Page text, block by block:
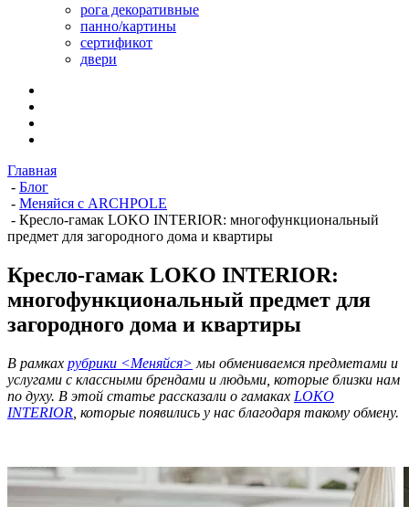
рога декоративные
панно/картины
сертификот
двери
Главная
- Блог
- Меняйся с ARCHPOLE
- Кресло-гамак LOKO INTERIOR: многофункциональный
предмет для загородного дома и квартиры
Кресло-гамак LOKO INTERIOR:
многофункциональный предмет для
загородного дома и квартиры
В рамках рубрики <Меняйся> мы обмениваемся предметами и
услугами с классными брендами и людьми, которые близки нам
по духу. В этой статье рассказали о гамаках LOKO
INTERIOR , которые появились у нас благодаря такому обмену.